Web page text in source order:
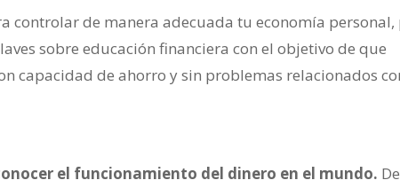
controlar de manera adecuada tu economía
sobre educación financiera con el objetivo de que
capacidad de ahorro y sin problemas relacionados
el funcionamiento del dinero en el mundo. De